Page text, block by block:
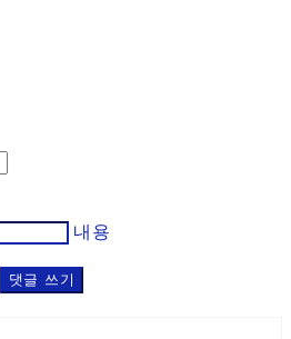
내용
댓글 쓰기